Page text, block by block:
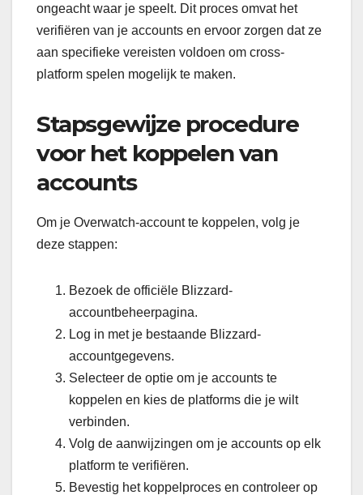
ongeacht waar je speelt. Dit proces omvat het
verifiëren van je accounts en ervoor zorgen dat ze
aan specifieke vereisten voldoen om cross-
platform spelen mogelijk te maken.
Stapsgewijze procedure
voor het koppelen van
accounts
Om je Overwatch-account te koppelen, volg je
deze stappen:
Bezoek de officiële Blizzard-
accountbeheerpagina.
Log in met je bestaande Blizzard-
accountgegevens.
Selecteer de optie om je accounts te
koppelen en kies de platforms die je wilt
verbinden.
Volg de aanwijzingen om je accounts op elk
platform te verifiëren.
Bevestig het koppelproces en controleer op